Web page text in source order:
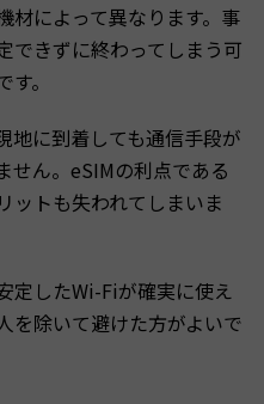
材によって異なります。事
できずに終わってしまう可
。
地に到着しても通信手段が
せん。eSIMの利点である
ットも失われてしまいま
定したWi-Fiが確実に使え
を除いて避けた方がよいで